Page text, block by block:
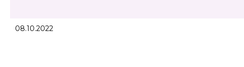
08.10.2022